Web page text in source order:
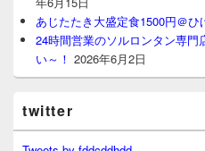
あじたたき大盛定食1500円＠ひ
24時間営業のソルロンタン専
い～！ 2026年6月2日
twitter